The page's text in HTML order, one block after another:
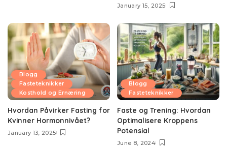
January 15, 2025
Blogg
Fasteteknikker
Kosthold og Ernæring
Hvordan Påvirker Fasting for
Kvinner Hormonnivået?
January 13, 2025
Blogg
Fasteteknikker
Faste og Trening: Hvordan
Optimalisere Kroppens
Potensial
June 8, 2024